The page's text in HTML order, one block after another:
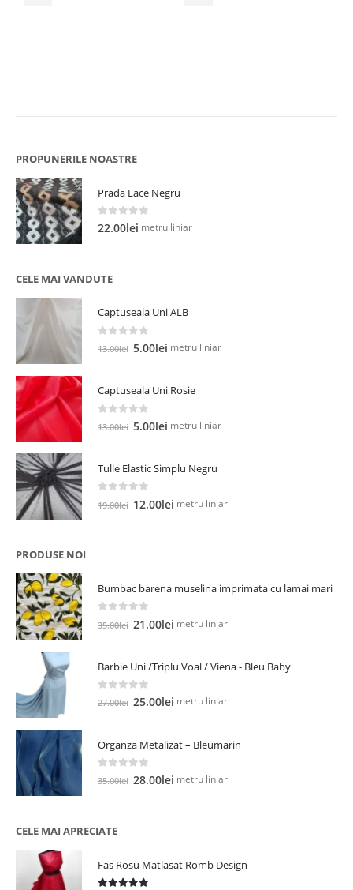
PROPUNERILE NOASTRE
Prada Lace Negru
0out of 5
22.00lei metru liniar
CELE MAI VANDUTE
Captuseala Uni ALB
out of 5
13.00lei Prețul
fost:
13.00lei.
5.00lei Prețul
5.00lei.
metru liniar
Captuseala Uni Rosie
out of 5
13.00lei Prețul
fost:
13.00lei.
5.00lei Prețul
5.00lei.
metru liniar
Tulle Elastic Simplu Negru
out of 5
19.00lei Prețul
12.00lei Prețul
metru liniar
PRODUSE NOI
Bumbac barena muselina imprimata cu lamai mari
out of 5
35.00lei Prețul
fost:
35.00lei.
21.00lei Prețul
21.00lei.
metru liniar
Barbie Uni /Triplu Voal / Viena - Bleu Baby
out of 5
27.00lei Prețul
fost:
27.00lei.
25.00lei Prețul
25.00lei.
metru liniar
Organza Metalizat – Bleumarin
out of 5
35.00lei Prețul
28.00lei Prețul
metru liniar
CELE MAI APRECIATE
Fas Rosu Matlasat Romb Design